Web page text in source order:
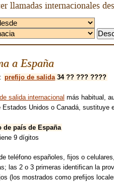
llamadas internacionales
a España
prefijo de salida34 ?? ??? ????
salida internacional más habitual,
Estados Unidos o Canadá, sustituye
de país de España
9 dígitos
teléfono españoles, fijos o
las 2 o 3 primeras identifican la
(los mostrados como prefijos